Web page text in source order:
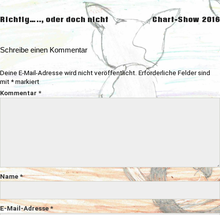
Beitragsnavigation
Richtig….., oder doch nicht Chart-Show 2016
Schreibe einen Kommentar
Deine E-Mail-Adresse wird nicht veröffentlicht. Erforderliche Felder sind
mit *markiert
Kommentar *
Name *
E-Mail-Adresse*